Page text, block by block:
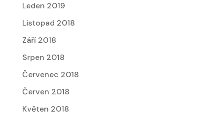
Leden 2019
Listopad 2018
Září 2018
Srpen 2018
Červenec 2018
Červen 2018
Květen 2018